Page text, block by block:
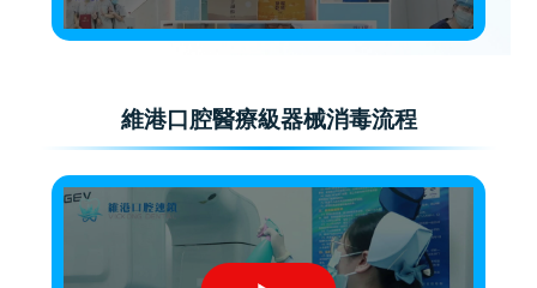
維港口腔醫療級器械消毒流程